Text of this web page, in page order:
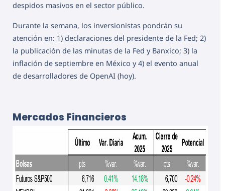
despidos masivos en el sector público.
Durante la semana, los inversionistas pondrán su
atención en: 1) declaraciones del presidente de la Fed; 2)
la publicación de las minutas de la Fed y Banxico; 3) la
inflación de septiembre en México y 4) el evento anual
de desarrolladores de OpenAI (hoy).
Mercados Financieros